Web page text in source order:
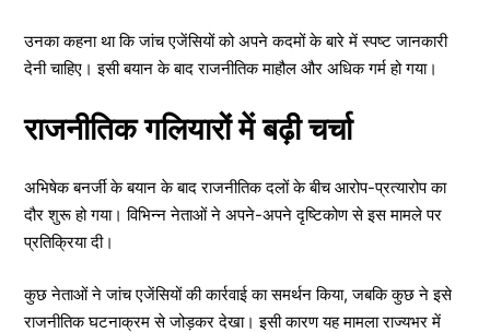
उनका कहना था कि जांच एजेंसियों को अपने कदमों के बारे में स्पष्ट जानकारी
देनी चाहिए। इसी बयान के बाद राजनीतिक माहौल और अधिक गर्म हो गया।
राजनीतिक गलियारों में बढ़ी चर्चा
अभिषेक बनर्जी के बयान के बाद राजनीतिक दलों के बीच आरोप-प्रत्यारोप का
दौर शुरू हो गया। विभिन्न नेताओं ने अपने-अपने दृष्टिकोण से इस मामले पर
प्रतिक्रिया दी।
कुछ नेताओं ने जांच एजेंसियों की कार्रवाई का समर्थन किया, जबकि कुछ ने इसे
राजनीतिक घटनाक्रम से जोड़कर देखा। इसी कारण यह मामला राज्यभर में